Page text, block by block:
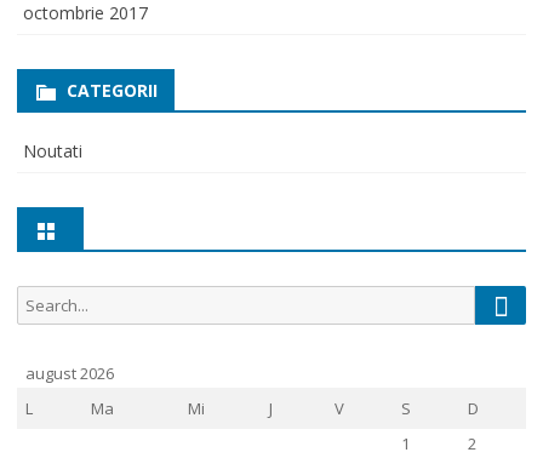
octombrie 2017
CATEGORII
Noutati
Search
for:
august 2026
L
Ma Mi J V S
D
1
2